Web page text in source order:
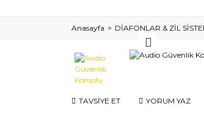
Anasayfa DİAFONLAR & ZİL
TAVSİYE ET YORUM YAZ